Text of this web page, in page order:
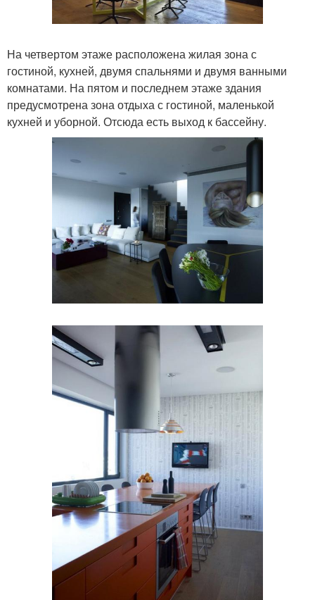
На четвертом этаже расположена жилая зона с
гостиной, кухней, двумя спальнями и двумя ванными
комнатами. На пятом и последнем этаже здания
предусмотрена зона отдыха с гостиной, маленькой
кухней и уборной. Отсюда есть выход к бассейну.